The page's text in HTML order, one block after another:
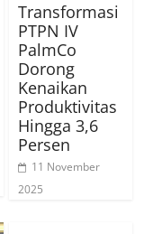
Transformasi
PTPN IV
PalmCo
Dorong
Kenaikan
Produktivitas
Hingga 3,6
Persen
11 November
2025